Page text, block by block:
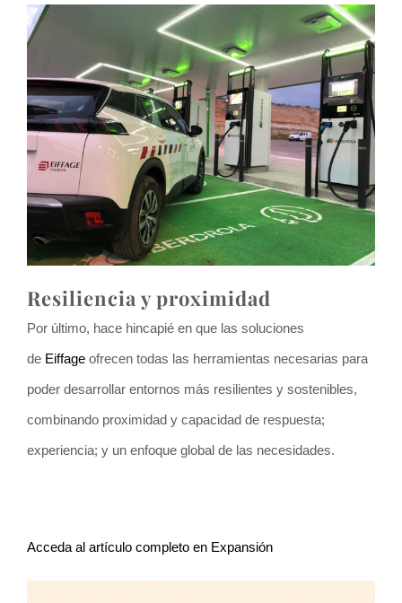
Resiliencia y proximidad
Por último, hace hincapié en que las soluciones
de Eiffage ofrecen todas las herramientas necesarias para
poder desarrollar entornos más resilientes y sostenibles,
combinando proximidad y capacidad de respuesta;
experiencia; y un enfoque global de las necesidades.
Acceda al artículo completo en Expansión